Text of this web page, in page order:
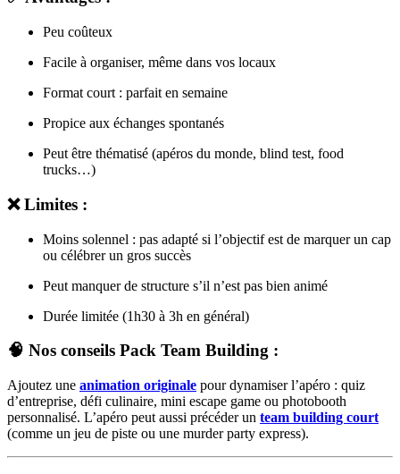
Peu coûteux
Facile à organiser, même dans vos locaux
Format court : parfait en semaine
Propice aux échanges spontanés
Peut être thématisé (apéros du monde, blind test, food
trucks…)
❌ Limites :
Moins solennel : pas adapté si l’objectif est de marquer un cap
ou célébrer un gros succès
Peut manquer de structure s’il n’est pas bien animé
Durée limitée (1h30 à 3h en général)
🧠 Nos conseils Pack Team Building :
Ajoutez une animation originale pour dynamiser l’apéro : quiz
d’entreprise, défi culinaire, mini escape game ou photobooth
personnalisé. L’apéro peut aussi précéder un team building court
(comme un jeu de piste ou une murder party express).